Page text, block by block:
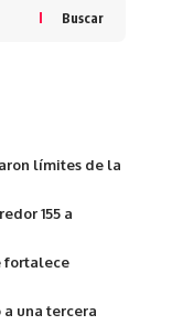
Buscar
límites de la
155 a
fortalece
una tercera